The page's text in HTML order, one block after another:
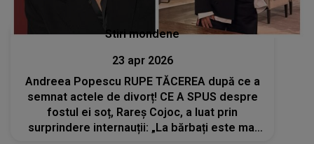
Stiri mondene
23 apr 2026
Andreea Popescu RUPE TĂCEREA după ce a
semnat actele de divorț! CE A SPUS despre
fostul ei soț, Rareș Cojoc, a luat prin
surprindere internauții: „La bărbați este mai